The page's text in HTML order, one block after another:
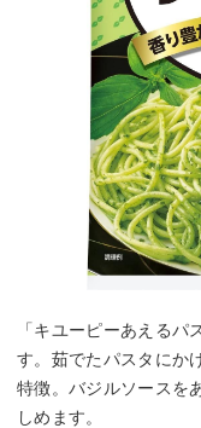
「キユーピーあえる
す。茹でたパスタにか
特徴。バジルソースを
しめます。